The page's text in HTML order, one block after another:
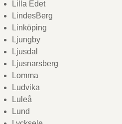
Lilla Edet
LindesBerg
Linköping
Ljungby
Ljusdal
Ljusnarsberg
Lomma
Ludvika
Luleå
Lund